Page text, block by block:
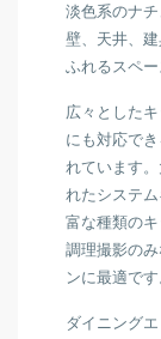
淡色系のナ
壁、天井、
ふれるスペー
広々とした
にも対応で
れています
れたシステ
富な種類の
調理撮影の
ンに最適です
ダイニング